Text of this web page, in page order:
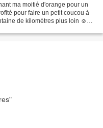
ma moitié d'orange pour un
pour faire un petit coucou à
de kilomètres plus loin ☺